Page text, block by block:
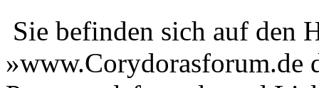
Sie befinden sich auf den
»www.Corydorasforum.de